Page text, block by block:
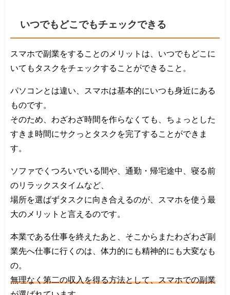
いつでもどこでもチェックできる
スマホで副業をすることのメリットは、いつでもどこに
いてもタスクをチェックすることができること。
パソコンとは違い、スマホは基本的にいつも身近にある
ものです。
そのため、わざわざ時間を作らなくても、ちょっとした
すきま時間にサクっとタスクを完了することができま
す。
ソファでくつろいでいる間や、通勤・帰宅途中、寝る前
のリラックスタイムなど、
場所を選ばずタスクに向き合えるのが、スマホを使う最
大のメリットと言えるのです。
本業である仕事を終えたあと、そこからまたわざわざ副
業先へ仕事に行くのは、体力的にも精神的にも大変なも
の。
無理なく第二の収入を得る方法として、スマホでの副業